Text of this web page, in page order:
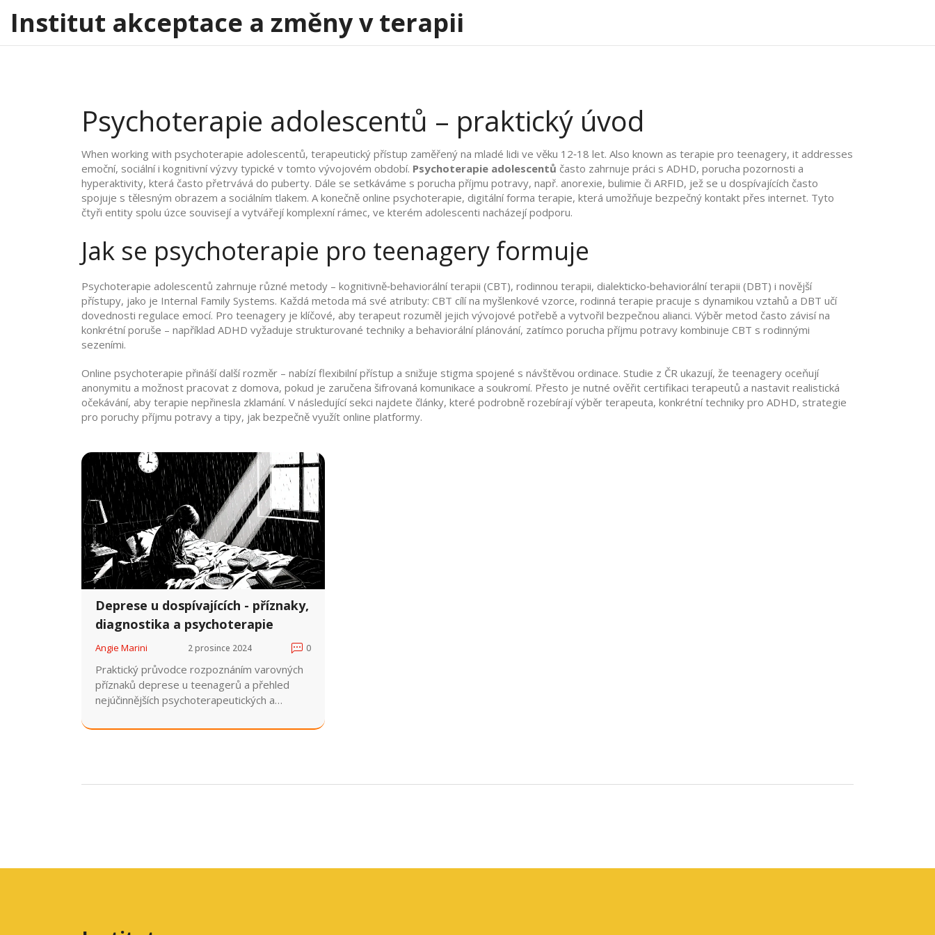
Institut akceptace a změny v terapii
Psychoterapie adolescentů – praktický úvod
When working with psychoterapie adolescentů, terapeutický přístup zaměřený na mladé lidi ve věku 12‑18 let. Also known as terapie pro teenagery, it addresses
emoční, sociální i kognitivní výzvy typické v tomto vývojovém období. Psychoterapie adolescentů často zahrnuje práci s ADHD, porucha pozornosti a
hyperaktivity, která často přetrvává do puberty. Dále se setkáváme s porucha příjmu potravy, např. anorexie, bulimie či ARFID, jež se u dospívajících často
spojuje s tělesným obrazem a sociálním tlakem. A konečně online psychoterapie, digitální forma terapie, která umožňuje bezpečný kontakt přes internet. Tyto
čtyři entity spolu úzce souvisejí a vytvářejí komplexní rámec, ve kterém adolescenti nacházejí podporu.
Jak se psychoterapie pro teenagery formuje
Psychoterapie adolescentů zahrnuje různé metody – kognitivně‑behaviorální terapii (CBT), rodinnou terapii, dialekticko‑behaviorální terapii (DBT) i novější
přístupy, jako je Internal Family Systems. Každá metoda má své atributy: CBT cílí na myšlenkové vzorce, rodinná terapie pracuje s dynamikou vztahů a DBT učí
dovednosti regulace emocí. Pro teenagery je klíčové, aby terapeut rozuměl jejich vývojové potřebě a vytvořil bezpečnou alianci. Výběr metod často závisí na
konkrétní poruše – například ADHD vyžaduje strukturované techniky a behaviorální plánování, zatímco porucha příjmu potravy kombinuje CBT s rodinnými
sezeními.
Online psychoterapie přináší další rozměr – nabízí flexibilní přístup a snižuje stigma spojené s návštěvou ordinace. Studie z ČR ukazují, že teenagery oceňují
anonymitu a možnost pracovat z domova, pokud je zaručena šifrovaná komunikace a soukromí. Přesto je nutné ověřit certifikaci terapeutů a nastavit realistická
očekávání, aby terapie nepřinesla zklamání. V následující sekci najdete články, které podrobně rozebírají výběr terapeuta, konkrétní techniky pro ADHD, strategie
pro poruchy příjmu potravy a tipy, jak bezpečně využít online platformy.
Deprese u dospívajících - příznaky,
diagnostika a psychoterapie
Angie Marini 2 prosince 2024 0
Praktický průvodce rozpoznáním varovných
příznaků deprese u teenagerů a přehled
nejúčinnějších psychoterapeutických a